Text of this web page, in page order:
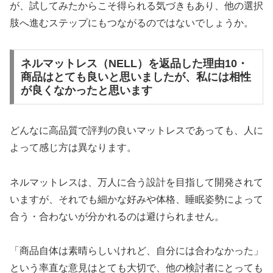
が、試してみたからこそ得られる気づきもあり、他の選択
肢へ進むステップにもつながるのではないでしょうか。
ネルマットレス（NELL）を返品した理由10・
商品はとても良いと思いましたが、私には相性
が良くなかったと思います
どんなに高品質で評判の良いマットレスであっても、人に
よって感じ方は異なります。
ネルマットレスは、万人に合う設計を目指して開発されて
いますが、それでも細かな好みや体格、睡眠姿勢によって
合う・合わないが分かれるのは避けられません。
「商品自体は素晴らしいけれど、自分には合わなかった」
という率直な意見はとても大切で、他の検討者にとっても